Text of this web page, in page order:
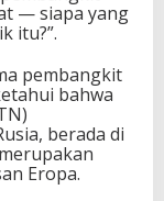
— siapa yang
itu?”.
pembangkit
bahwa
berada di
Eropa.